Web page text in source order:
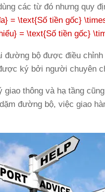
các từ đó nhưng quy
= \text{Số tiền gốc}
= \text{Số tiền gốc}
đường bộ được điều
ký bởi người chuyên
giao thông và hạ tầng
dặm đường bộ, việc giao